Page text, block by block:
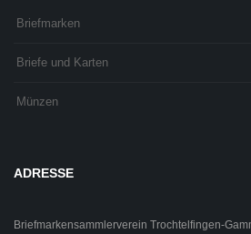
Briefmarken
Briefe und Karten
Münzen
ADRESSE
Briefmarkensammlerverein Trochtelfingen-